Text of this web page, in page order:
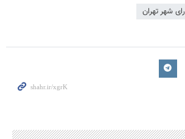
شهر تهران